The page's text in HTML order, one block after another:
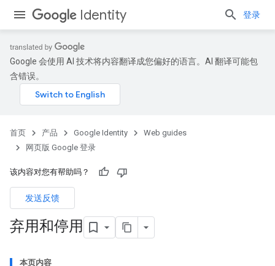
Identity 登录
Google 会使用 AI 技术将内容翻译成您偏好的语言。AI 翻译可能包
含错误。
首页 产品 Google Identity
Web guides
网页版 Google 登录
该内容对您有帮助吗？
发送反馈
弃用和停用
本页内容